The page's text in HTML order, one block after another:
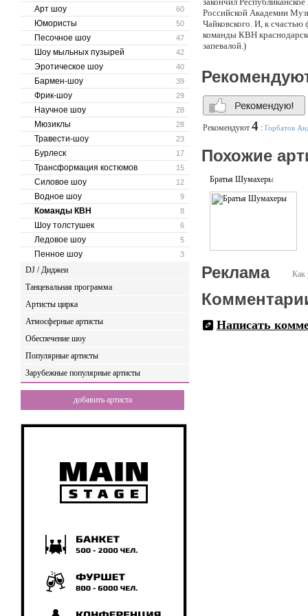
60
Арт шоу
50
Юмористы
47
Песочное шоу
42
Шоу мыльных пузырей
40
Эротическое шоу
39
Бармен-шоу
29
Фрик-шоу
28
Научное шоу
28
Мюзиклы
23
Травести-шоу
17
Бурлеск
15
Трансформация костюмов
12
Силовое шоу
9
Водное шоу
8
Команды КВН
6
Шоу толстушек
5
Ледовое шоу
3
Пенное шоу
DJ / Диджеи
Танцевальная программа
Артисты цирка
Атмосферные артисты
Обеспечение шоу
Популярные артисты
Зарубежные популярные артисты
добавить артиста
Российской Академии
Чайковского. И, к
команды КВН
запевалой.)
Рекомендуют 4 : Горбатов
Похожие
Братья Шумахеры
Как
Реклама
Написать